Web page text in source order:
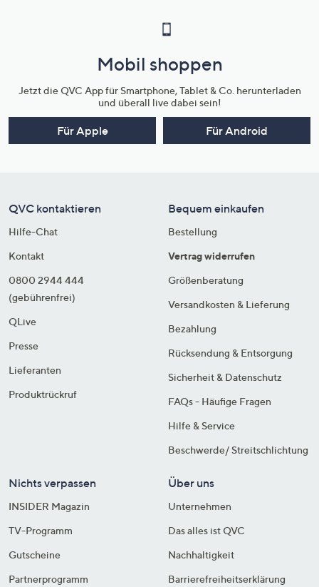
Mobil shoppen
Jetzt die QVC App für Smartphone, Tablet & Co. herunterladen
und überall live dabei sein!
Für Apple Für Android
QVC kontaktieren
Hilfe-Chat
Kontakt
0800 2944 444
(gebührenfrei)
QLive
Presse
Lieferanten
Produktrückruf
Bequem einkaufen
Bestellung
Vertrag widerrufen
Größenberatung
Versandkosten & Lieferung
Bezahlung
Rücksendung & Entsorgung
Sicherheit & Datenschutz
FAQs - Häufige Fragen
Hilfe & Service
Beschwerde/ Streitschlichtung
Nichts verpassen
INSIDER Magazin
TV-Programm
Gutscheine
Partnerprogramm
Über uns
Unternehmen
Das alles ist QVC
Nachhaltigkeit
Barrierefreiheitserklärung